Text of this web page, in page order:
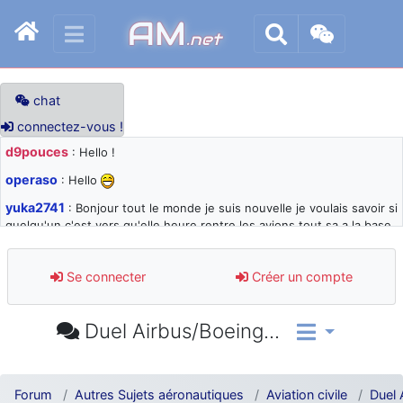
AM.net
chat
connectez-vous !
d9pouces : Hello !
operaso : Hello
yuka2741 : Bonjour tout le monde je suis nouvelle je voulais savoir si
quelqu'un c'est vers qu'elle heure rentre les avions tout sa a la base
d9pouces: désolé pour les quelques blocages du site ces derniers
jours : je teste des méthodes contre le spam et les bots trop nocifs
: Super, la nouvelle bannière
comprendre
Se connecter Créer un compte
Duel Airbus/Boeing...
Forum Autres Sujets aéronautiques Aviation civile Duel